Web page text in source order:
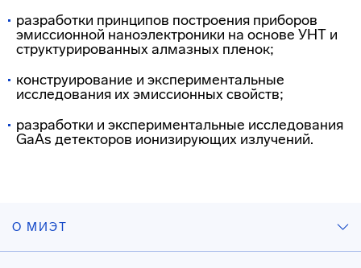
разработки принципов построения приборов
эмиссионной наноэлектроники на основе УНТ и
структурированных алмазных пленок;
конструирование и экспериментальные
исследования их эмиссионных свойств;
разработки и экспериментальные исследования
GaAs детекторов ионизирующих излучений.
О МИЭТ